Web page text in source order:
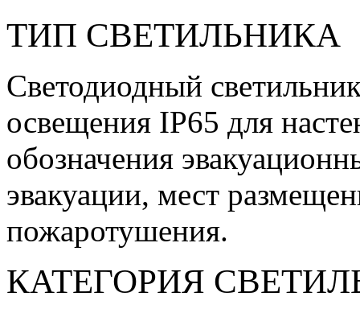
ТИП СВЕТИЛЬНИКА
Светодиодный
освещения IP65 для
обозначения
эвакуации, мест
пожаротушения.
КАТЕГОРИЯ